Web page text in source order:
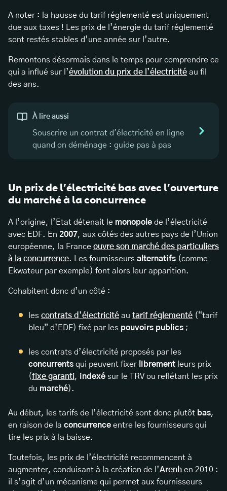
A noter : la hausse du tarif réglementé est uniquement
due aux taxes ! Les prix de l’énergie du tarif réglementé
sont restés stables d’une année sur l’autre.
Remontons désormais dans le temps pour comprendre ce
qui a influé sur l’évolution du prix de l’électricité au fil
des ans.
À lire aussi
Souscrire un contrat d'électricité en ligne
quand on déménage : guide pas à pas
Un prix de l’électricité bas avec l’ouverture
du marché à la concurrence
A l’origine, l’Etat détenait le monopole de l’électricité
avec EDF. En 2007, aux côtés des autres pays de l’Union
européenne, la France ouvre son marché des particuliers
à la concurrence. Les fournisseurs alternatifs (comme
Ekwateur par exemple) font alors leur apparition.
Cohabitent donc d’un côté :
les contrats d’électricité au tarif réglementé (“tarif
bleu” d’EDF) fixé par les pouvoirs publics ;
les contrats d’électricité proposés par les
concurrents qui peuvent fixer librement leurs prix
(fixe garanti, indexé sur le TRV ou reflétant les prix
du marché).
Au début, les tarifs de l’électricité sont donc plutôt bas,
en raison de la concurrence entre les fournisseurs qui
tire les prix à la baisse.
Toutefois, les prix de l’électricité recommencent à
augmenter, conduisant à la création de l’Arenh en 2010 :
il s’agit d’un mécanisme qui permet aux fournisseurs